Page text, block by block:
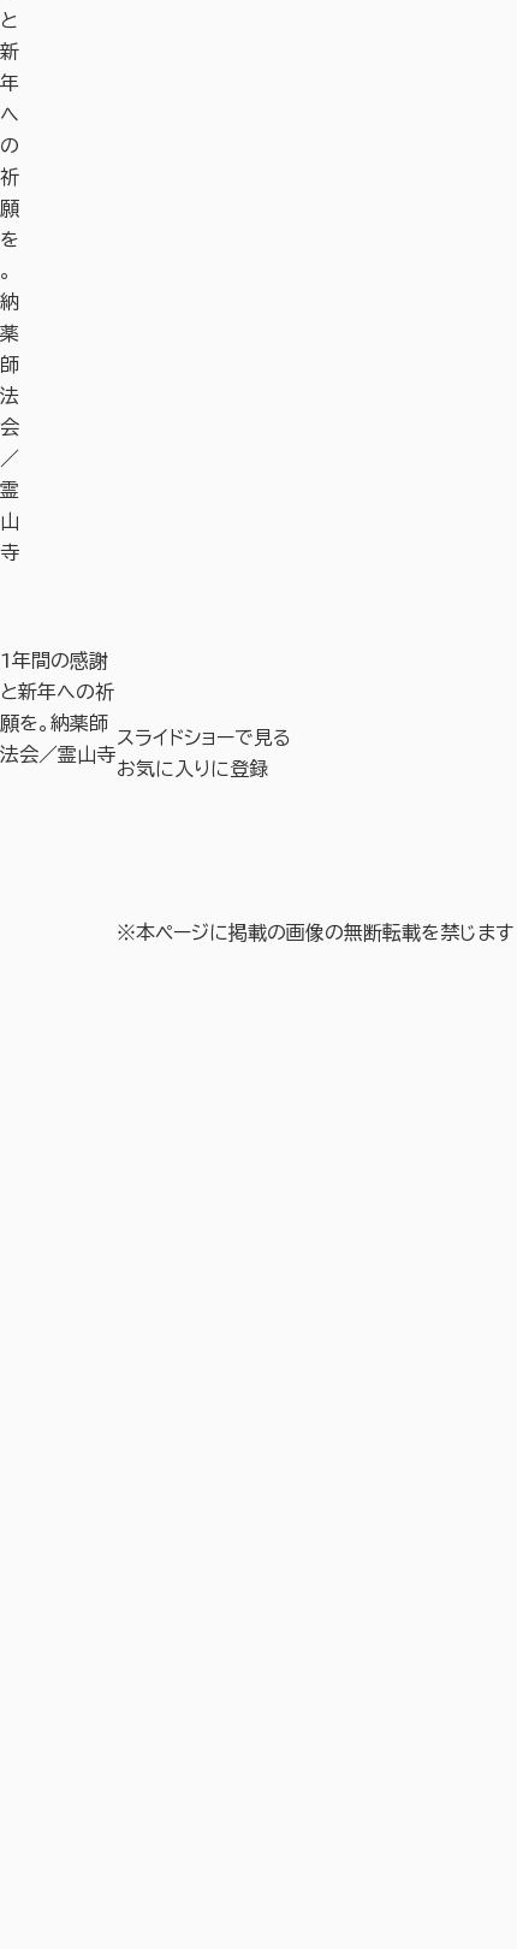
と
新
年
へ
の
祈
願
を
。
納
薬
師
法
会
／
霊
山
寺
1年間の感謝
と新年への祈
願を。納薬師
法会／霊山寺
スライドショーで見る
お気に入りに登録
※本ページに掲載の画像の無断転載を禁じます